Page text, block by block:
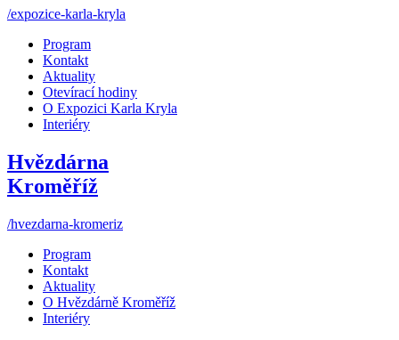
/expozice-karla-kryla
Program
Kontakt
Aktuality
Otevírací hodiny
O Expozici Karla Kryla
Interiéry
Hvězdárna
Kroměříž
/hvezdarna-kromeriz
Program
Kontakt
Aktuality
O Hvězdárně Kroměříž
Interiéry